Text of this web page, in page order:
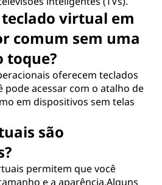
virtual em
comum sem uma
toque?
oferecem teclados
pode acessar com o atalho de
em dispositivos sem telas
são
permitem que você
e a aparência.Alguns